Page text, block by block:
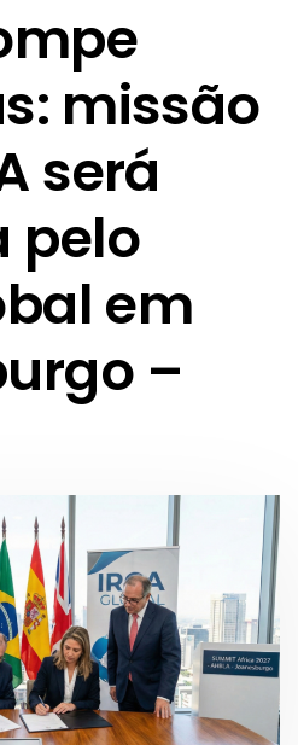
missão
será
pelo
em
–